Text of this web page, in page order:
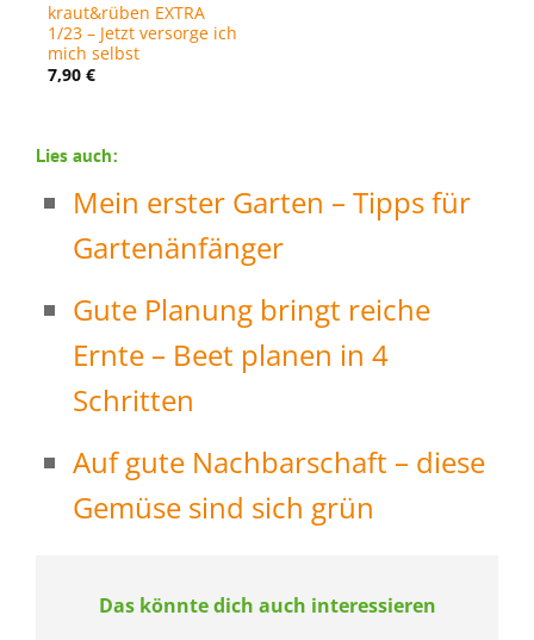
kraut&rüben EXTRA
1/23 – Jetzt versorge ich
mich selbst
7,90 €
Lies auch:
Mein erster Garten – Tipps für
Gartenänfänger
Gute Planung bringt reiche
Ernte – Beet planen in 4
Schritten
Auf gute Nachbarschaft – diese
Gemüse sind sich grün
Das könnte dich auch interessieren